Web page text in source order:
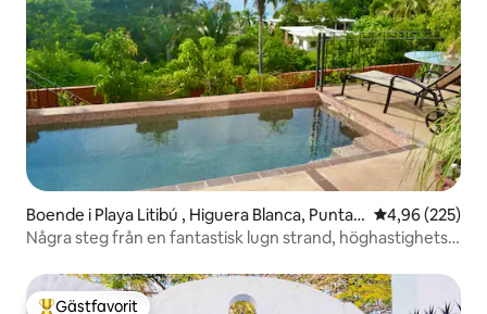
Boende i Playa Litibú , Higuera Blanca, Punta
Mita
4,96 av 5 i
4,96 (225)
Några steg från en fantastisk lugn strand, höghastighets-
Gästfavorit